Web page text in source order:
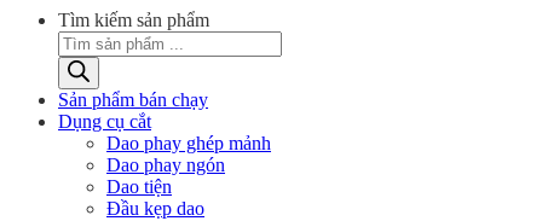
Tìm kiếm sản phẩm
Sản phẩm bán chạy
Dụng cụ cắt
Dao phay ghép mảnh
Dao phay ngón
Dao tiện
Đầu kẹp dao